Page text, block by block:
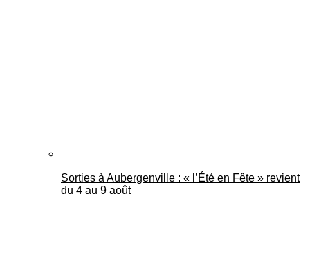
Sorties à Aubergenville : « l’Été en Fête » revient
du 4 au 9 août